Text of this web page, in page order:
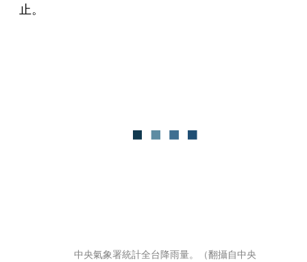
止。
中央氣象署統計全台降雨量。（翻攝自中央